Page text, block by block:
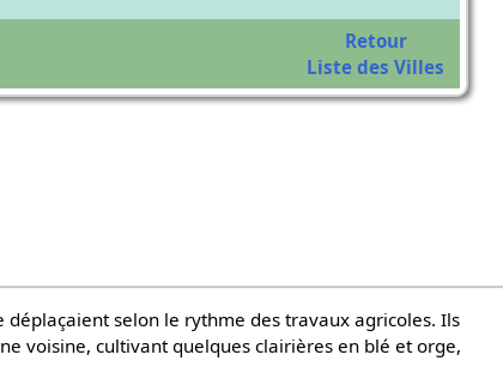
Retour
Liste des Villes
déplaçaient selon le rythme des travaux agricoles. Ils
voisine, cultivant quelques clairières en blé et orge,